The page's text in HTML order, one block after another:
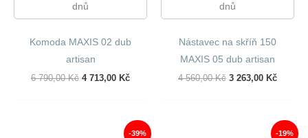
dnů
Komoda MAXIS 02 dub
artisan
6 790,00Kč Původní
4 713,00 KčAktuální
713,00 Kč.
dnů
Nástavec na skříň 150
MAXIS 05 dub artisan
4 560,00Kč Původní
3 263,00 Kč
263,00
-39% -19%